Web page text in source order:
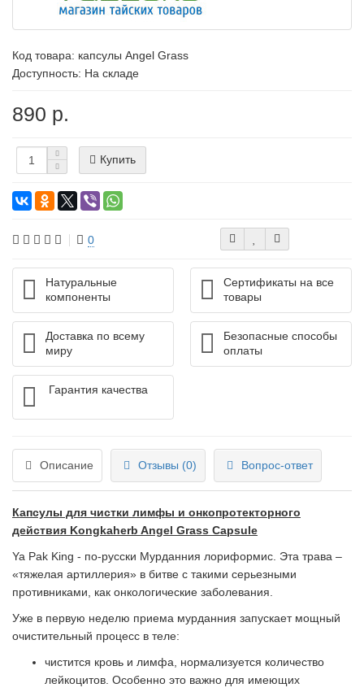
Код товара: капсулы Angel Grass
Доступность: На складе
890 р.
Купить
0
Натуральные
компоненты
Сертификаты на все
товары
Доставка по всему
миру
Безопасные способы
оплаты
Гарантия качества
Описание Отзывы (0) Вопрос-ответ
Капсулы для чистки лимфы и онкопротекторного
действия Kongkaherb Angel Grass Capsule
Ya Pak King - по-русски Мурданния лориформис. Эта трава –
«тяжелая артиллерия» в битве с такими серьезными
противниками, как онкологические заболевания.
Уже в первую неделю приема мурданния запускает мощный
очистительный процесс в теле:
чистится кровь и лимфа, нормализуется количество
лейкоцитов. Особенно это важно для имеющих